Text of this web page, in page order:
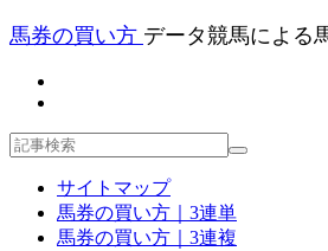
馬券の買い方 データ競馬による
サイトマップ
馬券の買い方｜3連単
馬券の買い方｜3連複